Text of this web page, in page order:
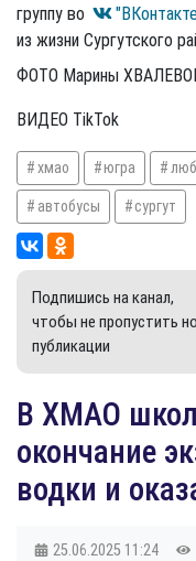
группу во
из жизни Сургутского
ФОТО Марины
ВИДЕО TikTok
хмао югра
автобусы сургут
Подпишись на канал,
чтобы не пропустить
публикации
​В ХМАО
окончание
водки и
25.06.2025 11:24